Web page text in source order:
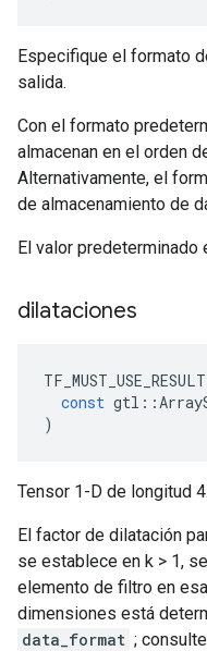
Especifique el formato
salida.
Con el formato
almacenan en el orden
Alternativamente, el
de almacenamiento de
El valor predeterminado
dilataciones
TF_MUST_USE_RESULT
const gtl ::
)
Tensor 1-D de longitud 4.
El factor de dilatación
se establece en k > 1,
elemento de filtro en
dimensiones está
data_format ;